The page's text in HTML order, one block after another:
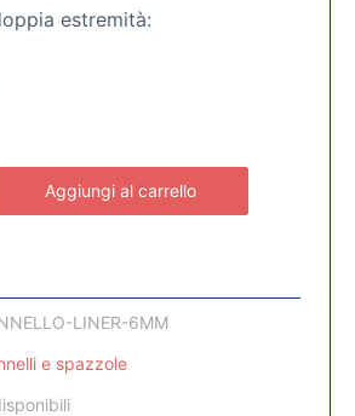
estremità:
Aggiungi al carrello
LINER-6MM
e spazzole